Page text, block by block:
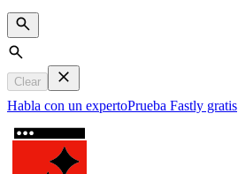
Search
Clear
Habla con un expertoPrueba Fastly gratis